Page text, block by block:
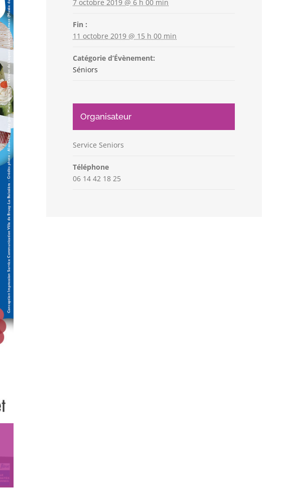
7 octobre 2019 @ 6 h 00 min
Fin :
11 octobre 2019 @ 15 h 00 min
Catégorie d’Évènement:
Séniors
Organisateur
Service Seniors
Téléphone
06 14 42 18 25